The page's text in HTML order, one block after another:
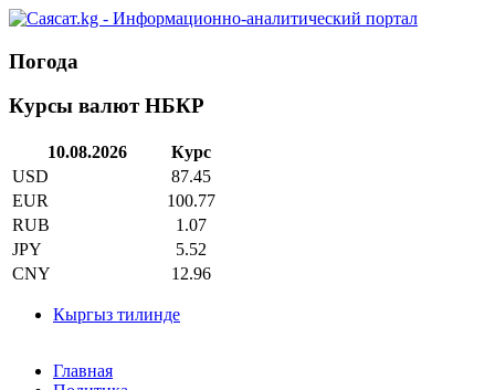
Погода
Курсы валют НБКР
10.08.2026
Курс
USD
87.45
EUR
100.77
RUB
1.07
JPY
5.52
CNY
12.96
Кыргыз тилинде
Главная